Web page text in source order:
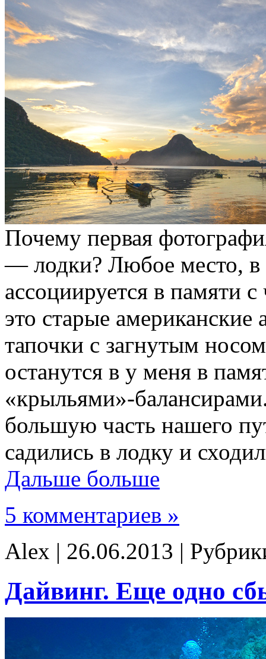
Почему первая
— лодки? Любое место, в
ассоциируется в памяти
это старые
тапочки с загнутым
останутся в у меня в
«крыльями»-
большую часть нашего
садились в лодку и
Дальше больше
5 комментариев »
Alex | 26.06.2013 |
Дайвинг. Еще одно